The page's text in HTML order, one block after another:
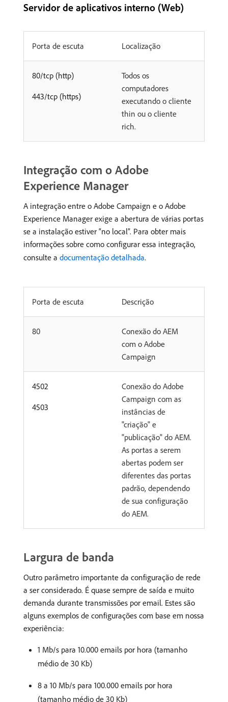
Servidor de aplicativos interno (Web)
Porta de escuta Localização
80/tcp (http)
443/tcp (https)
Todos os
computadores
executando o cliente
thin ou o cliente
rich.
Integração com o Adobe
Experience Manager
A integração entre o Adobe Campaign e o Adobe
Experience Manager exige a abertura de várias portas
se a instalação estiver “no local”. Para obter mais
informações sobre como configurar essa integração,
consulte a documentação detalhada.
Porta de escuta Descrição
80
Conexão do AEM
com o Adobe
Campaign
4502
4503
Conexão do Adobe
Campaign com as
instâncias de
"criação" e
"publicação" do AEM.
As portas a serem
abertas podem ser
diferentes das portas
padrão, dependendo
de sua configuração
do AEM.
Largura de banda
Outro parâmetro importante da configuração de rede
a ser considerado. É quase sempre de saída e muito
demanda durante transmissões por email. Estes são
alguns exemplos de configurações com base em nossa
experiência:
1 Mb/s para 10.000 emails por hora (tamanho
médio de 30 Kb)
8 a 10 Mb/s para 100.000 emails por hora
(tamanho médio de 30 Kb)